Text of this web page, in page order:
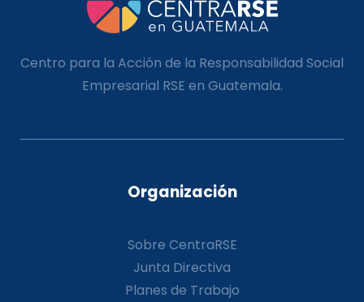
Centro para la Acción de la Responsabilidad Social
Empresarial RSE en Guatemala.
Organización
Sobre CentraRSE
Junta Directiva
Planes de Trabajo